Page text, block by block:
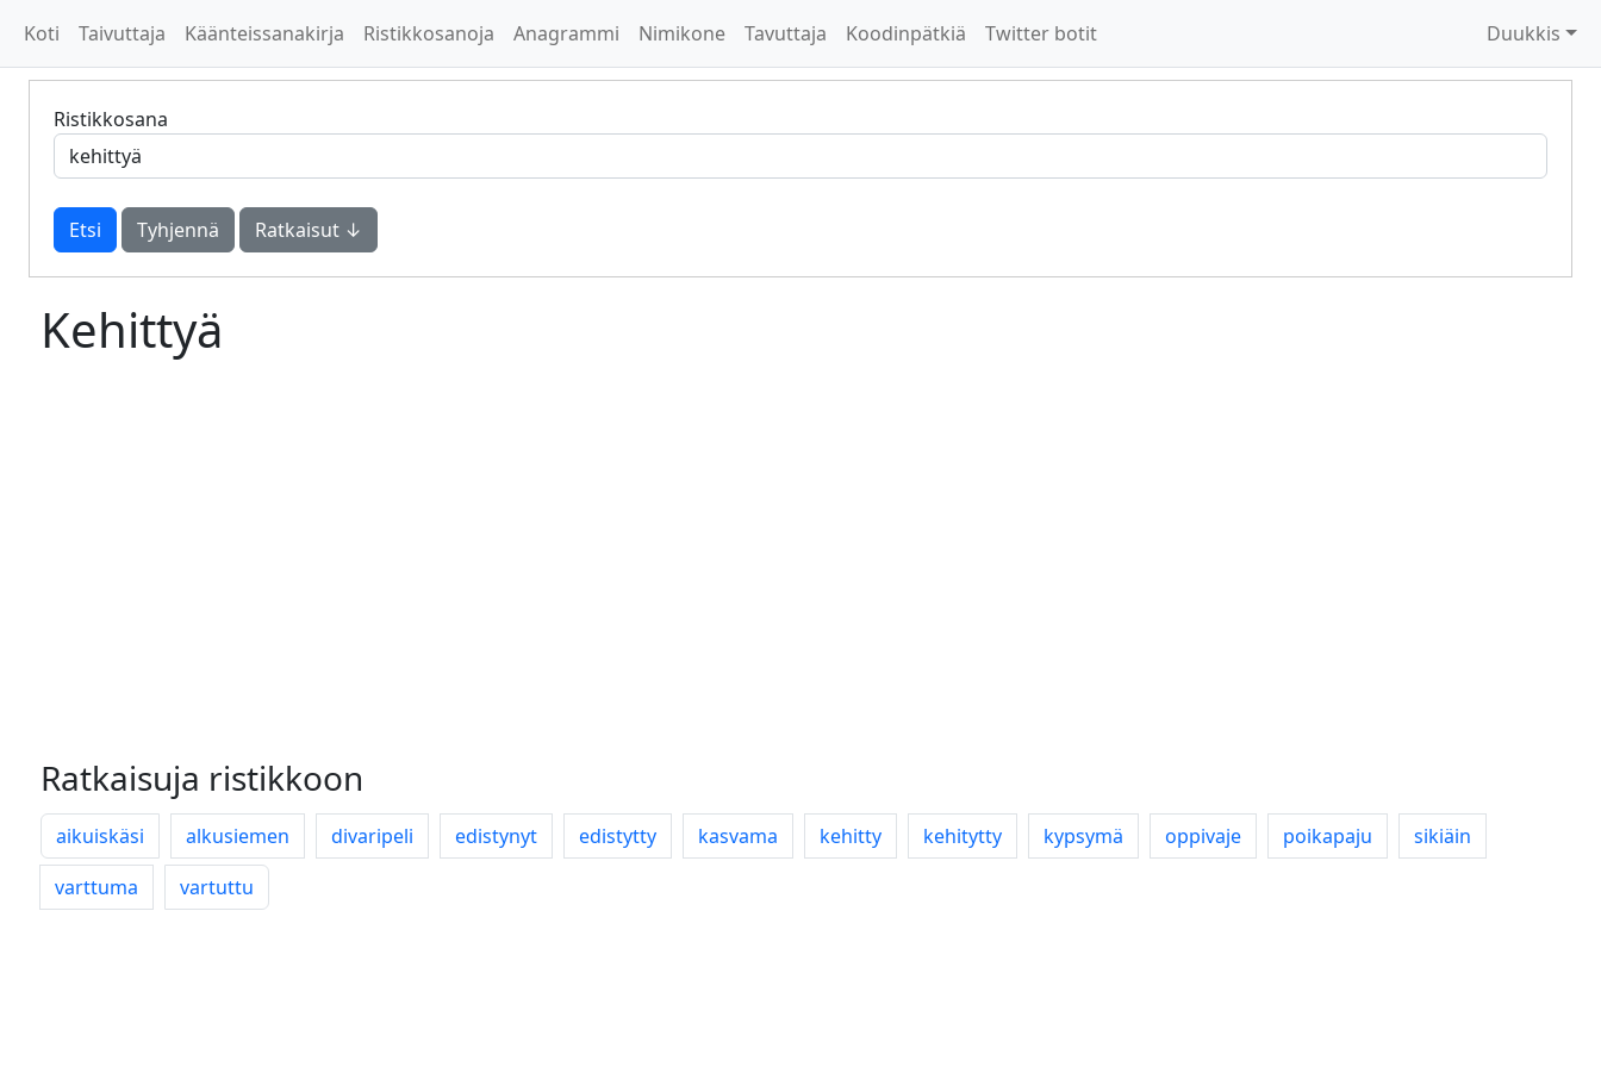
Koti Taivuttaja Käänteissanakirja Ristikkosanoja Anagrammi Nimikone Tavuttaja Koodinpätkiä Twitter botit Duukkis
Ristikkosana
Tyhjennä Ratkaisut ↓
Kehittyä
Ratkaisuja ristikkoon
aikuiskäsi alkusiemen divaripeli edistynyt edistytty kasvama kehitty kehitytty kypsymä oppivaje poikapaju
sikiäin
varttuma
vartuttu